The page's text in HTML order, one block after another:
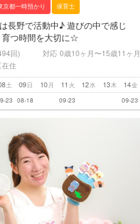
京都一時預かり 保育士
長野で活動中♪ 遊びの中で感じ
育つ時間を大切に☆
回) 対応 0歳10ヶ月〜15歳11ヶ月
住
土 日
09 月
10 火
11 水
12 木
13 金
14
23 08-18 09-23 09-23